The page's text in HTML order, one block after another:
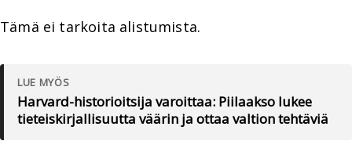
Tämä ei tarkoita alistumista.
LUE MYÖS
Harvard-historioitsija varoittaa: Piilaakso lukee
tieteiskirjallisuutta väärin ja ottaa valtion tehtäviä